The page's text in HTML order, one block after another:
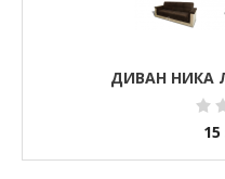
ДИВАН НИКА
15